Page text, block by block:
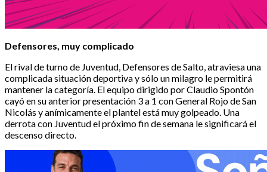
Defensores, muy complicado
El rival de turno de Juventud, Defensores de Salto, atraviesa una
complicada situación deportiva y sólo un milagro le permitirá
mantener la categoría. El equipo dirigido por Claudio Spontón
cayó en su anterior presentación 3 a 1 con General Rojo de San
Nicolás y anímicamente el plantel está muy golpeado. Una
derrota con Juventud el próximo fin de semana le significará el
descenso directo.